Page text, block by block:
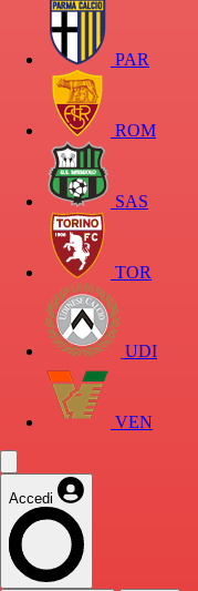
PAR
ROM
SAS
TOR
UDI
VEN
Accedi